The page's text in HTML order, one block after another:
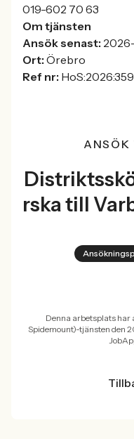
019-602 70 63
Om tjänsten
Ansök senast:
Ort: Örebro
Ref nr: HoS:2026:359
ANSÖK
rska till
Denna arbetsplats har
Spidemount)-tjänsten den